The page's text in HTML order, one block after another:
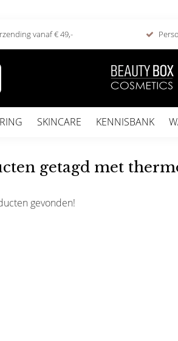
vanaf € 49,-
SKINCARE KENNISBANK
getagd met
gevonden!